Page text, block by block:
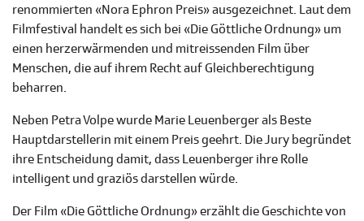
renommierten «Nora Ephron Preis» ausgezeichnet. Laut dem
Filmfestival handelt es sich bei «Die Göttliche Ordnung» um
einen herzerwärmenden und mitreissenden Film über
Menschen, die auf ihrem Recht auf Gleichberechtigung
beharren.
Neben Petra Volpe wurde Marie Leuenberger als Beste
Hauptdarstellerin mit einem Preis geehrt. Die Jury begründet
ihre Entscheidung damit, dass Leuenberger ihre Rolle
intelligent und graziös darstellen würde.
Der Film «Die Göttliche Ordnung» erzählt die Geschichte von